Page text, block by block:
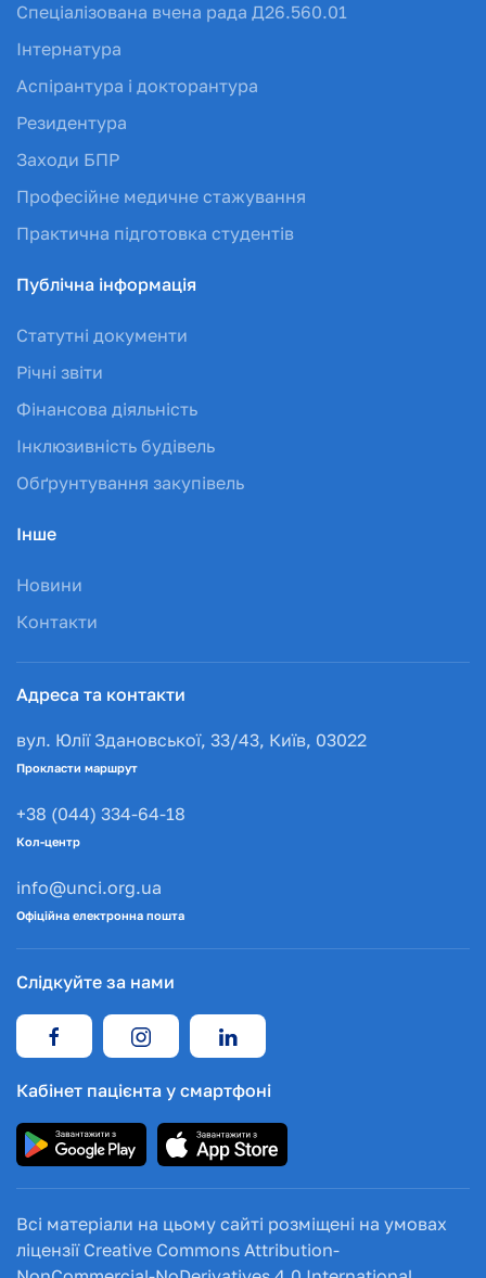
Спеціалізована вчена рада Д26.560.01
Інтернатура
Аспірантура і докторантура
Резидентура
Заходи БПР
Професійне медичне стажування
Практична підготовка студентів
Публічна інформація
Статутні документи
Річні звіти
Фінансова діяльність
Інклюзивність будівель
Обґрунтування закупівель
Інше
Новини
Контакти
Адреса та контакти
вул. Юлії Здановської, 33/43, Київ, 03022
Прокласти маршрут
+38 (044) 334-64-18
Кол-центр
info@unci.org.ua
Офіційна електронна пошта
Слідкуйте за нами
Кабінет пацієнта у смартфоні
Всі матеріали на цьому сайті розміщені на умовах
ліцензії Creative Commons Attribution-